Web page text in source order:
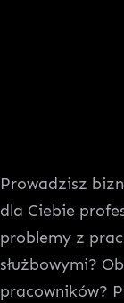
Prowadzisz
dla Ciebie
problemy z
służbowymi?
pracowników?